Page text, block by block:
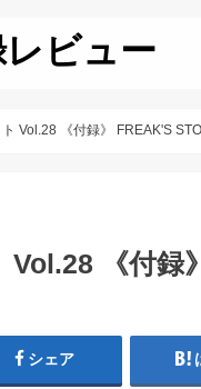
ビュー
Vol.28 《付録》 FREAK'S
《付録
シェア